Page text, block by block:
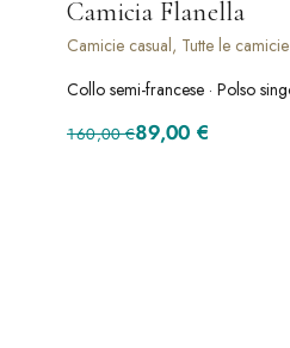
Camicia Flanella
Camicie casual, Tutte le camicie
Collo semi-francese · Polso
160,00€
Il prezzo originale era:
89,00 €
Il prezzo attuale è: